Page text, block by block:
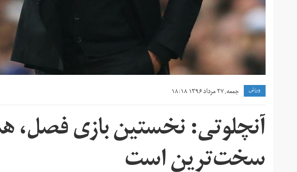
ورزش جمعه, ۲۷ مرداد ۱۳۹۶ ۱۸:۱۸
آنچلوتی: نخستین بازی فصل،
سخت‌ترین است